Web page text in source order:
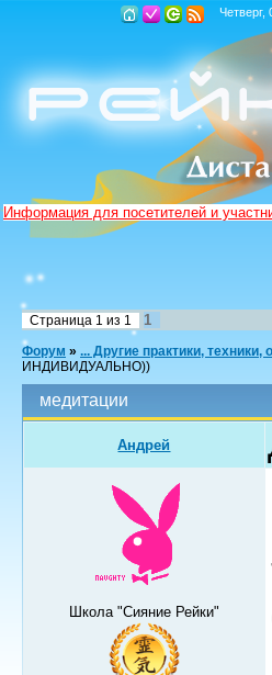
Четверг,
Информация для посетителей и
Страница 1 из 1 1
Форум » ... Другие практики, техники,
ИНДИВИДУАЛЬНО))
медитации
Андрей
Школа "Сияние Рейки"